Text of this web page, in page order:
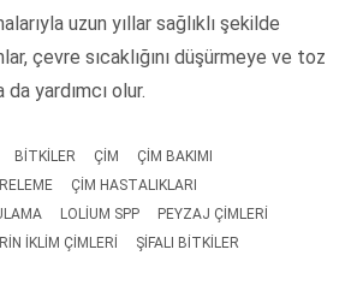
uzun yıllar sağlıklı şekilde
çevre sıcaklığını düşürmeye ve toz
yardımcı olur.
BITKILER ÇIM
ÇIM BAKIMI
ÇIM HASTALIKLARI
LOLIUM SPP
PEYZAJ ÇIMLERI
IKLIM ÇIMLERI
ŞIFALI BITKILER